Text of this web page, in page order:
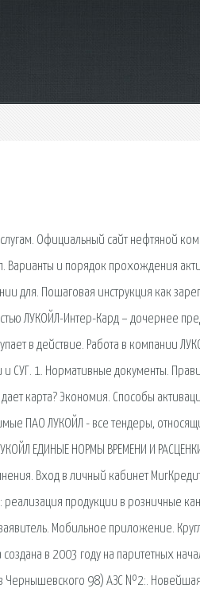
Официальный сайт нефтяной
Варианты и порядок прохождения
для. Пошаговая инструкция как
ЛУКОЙЛ-Интер-Кард – дочернее
в действие. Работа в компании
СУГ. 1. Нормативные документы.
карта? Экономия. Способы
ПАО ЛУКОЙЛ - все тендеры,
ЕДИНЫЕ НОРМЫ ВРЕМЕНИ И
Вход в личный кабинет
продукции в розничные
Мобильное приложение.
в 2003 году на паритетных
Чернышевского 98) АЗС №2:. Новейшая